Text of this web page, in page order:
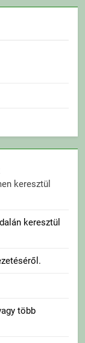
keresztül
keresztül
több